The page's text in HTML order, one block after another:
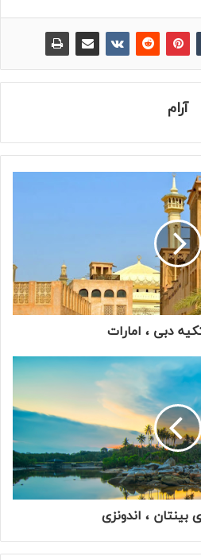
آرام
دبی ، امارات
بینتان ، اندونزی